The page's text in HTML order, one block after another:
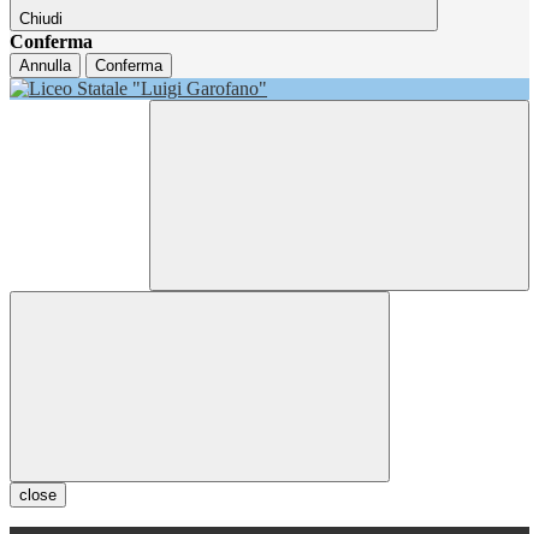
Chiudi
Conferma
Annulla Conferma
close